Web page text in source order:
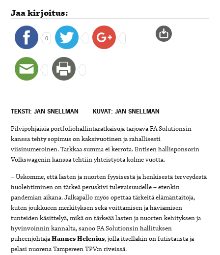
Jaa kirjoitus:
0
TEKSTI: JAN SNELLMAN KUVAT: JAN SNELLMAN
Pilvipohjaisia portfoliohallintaratkaisuja tarjoava FA Solutionsin
kanssa tehty sopimus on kaksivuotinen ja rahallisesti
viisinumeroinen. Tarkkaa summa ei kerrota. Entisen hallisponsorin
Volkswagenin kanssa tehtiin yhteistyötä kolme vuotta.
– Uskomme, että lasten ja nuorten fyysisestä ja henkisestä terveydestä
huolehtiminen on tärkeä peruskivi tulevaisuudelle – etenkin
pandemian aikana. Jalkapallo myös opettaa tärkeitä elämäntaitoja,
kuten joukkueen merkityksen sekä voittamisen ja häviämisen
tunteiden käsittelyä, mikä on tärkeää lasten ja nuorten kehityksen ja
hyvinvoinnin kannalta, sanoo FA Solutionsin hallituksen
puheenjohtajaHannes Helenius, jolla itselläkin on futistausta ja
pelasi nuorena Tampereen TPV:n riveissä.